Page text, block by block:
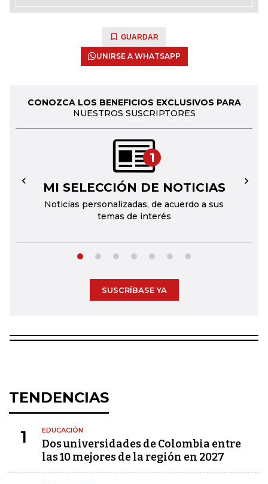
GUARDAR
UNIRSE A WHATSAPP
CONOZCA LOS BENEFICIOS EXCLUSIVOS PARA
NUESTROS SUSCRIPTORES
1
MI SELECCIÓN DE NOTICIAS
Noticias personalizadas, de acuerdo a sus
temas de interés
← →
SUSCRÍBASE YA
TENDENCIAS
1 EDUCACIÓN
Dos universidades de Colombia entre
las 10 mejores de la región en 2027